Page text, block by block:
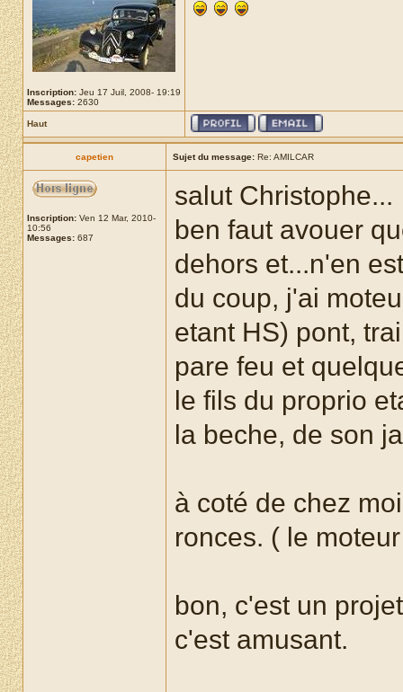
Inscription: Jeu 17 Juil, 2008- 19:19
Messages: 2630
Haut
capetien Sujet du message: Re: AMILCAR
Inscription: Ven 12 Mar, 2010-
10:56
Messages: 687
salut Christophe...
ben faut avouer
dehors et...n'en
du coup, j'ai
etant HS) pont,
pare feu et
le fils du proprio
la beche, de son
à coté de chez
ronces. ( le
bon, c'est un
c'est amusant.